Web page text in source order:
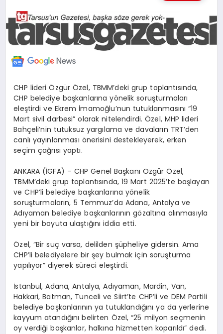
CHP lideri Özgür Özel, TBMM’deki grup toplantısında,
CHP belediye başkanlarına yönelik soruşturmaları
eleştirdi ve Ekrem İmamoğlu’nun tutuklanmasını “19
Mart sivil darbesi” olarak nitelendirdi. Özel, MHP lideri
Bahçeli’nin tutuksuz yargılama ve davaların TRT’den
canlı yayınlanması önerisini destekleyerek, erken
seçim çağrısı yaptı.
ANKARA (İGFA) – CHP Genel Başkanı Özgür Özel,
TBMM’deki grup toplantısında, 19 Mart 2025’te başlayan
ve CHP’li belediye başkanlarına yönelik
soruşturmaların, 5 Temmuz’da Adana, Antalya ve
Adıyaman belediye başkanlarının gözaltına alınmasıyla
yeni bir boyuta ulaştığını iddia etti.
Özel, “Bir suç varsa, delilden şüpheliye gidersin. Ama
CHP’li belediyelere bir şey bulmak için soruşturma
yapılıyor” diyerek süreci eleştirdi.
İstanbul, Adana, Antalya, Adıyaman, Mardin, Van,
Hakkari, Batman, Tunceli ve Siirt’te CHP’li ve DEM Partili
belediye başkanlarının ya tutuklandığını ya da yerlerine
kayyum atandığını belirten Özel, “25 milyon seçmenin
oy verdiği başkanlar, halkına hizmetten koparıldı” dedi.